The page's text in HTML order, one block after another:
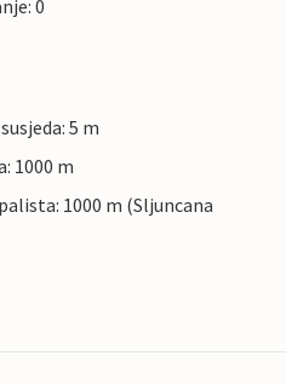
0
5 m
1000 m
1000 m (Sljuncana